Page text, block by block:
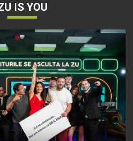
la Hitul Monstru Al
Faydee
tare! Cabron vine
al Verii
IS YOU